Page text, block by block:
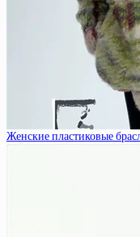
Женские пластиковые